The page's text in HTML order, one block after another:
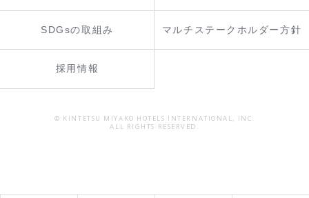
SDGsの取組み マルチステークホルダー方針
採用情報
© KINTETSU MIYAKO HOTELS INTERNATIONAL, INC.
ALL RIGHTS RESERVED.